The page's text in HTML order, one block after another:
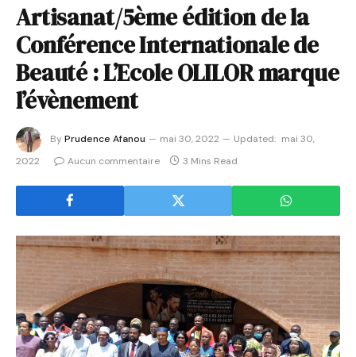
Artisanat/5ème édition de la
Conférence Internationale de
Beauté : L’Ecole OLILOR marque
l’évènement
ByPrudence Afanou mai 30, 2022 Updated: mai 30,
2022
Aucun commentaire 3 Mins Read